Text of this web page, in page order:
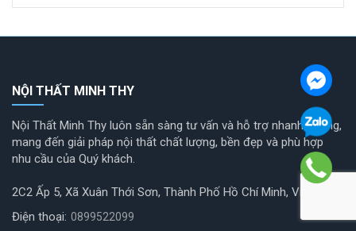
NỘI THẤT MINH THY
Nội Thất Minh Thy luôn sẵn sàng tư vấn và hỗ trợ nhanh chóng,
mang đến giải pháp nội thất chất lượng, bền đẹp và phù hợp
nhu cầu của Quý khách.
2C2 Ấp 5, Xã Xuân Thới Sơn, Thành Phố Hồ Chí Minh, Việt Nam
Điện thoại: 0899522099